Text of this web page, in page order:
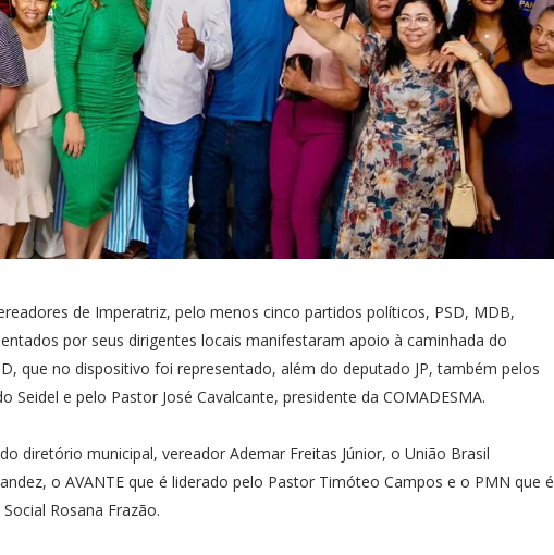
de Imperatriz, pelo menos cinco partidos políticos, PSD, MDB,
por seus dirigentes locais manifestaram apoio à caminhada do
que no dispositivo foi representado, além do deputado JP, também pelos
Seidel e pelo Pastor José Cavalcante, presidente da COMADESMA.
diretório municipal, vereador Ademar Freitas Júnior, o União Brasil
o AVANTE que é liderado pelo Pastor Timóteo Campos e o PMN que é
Rosana Frazão.